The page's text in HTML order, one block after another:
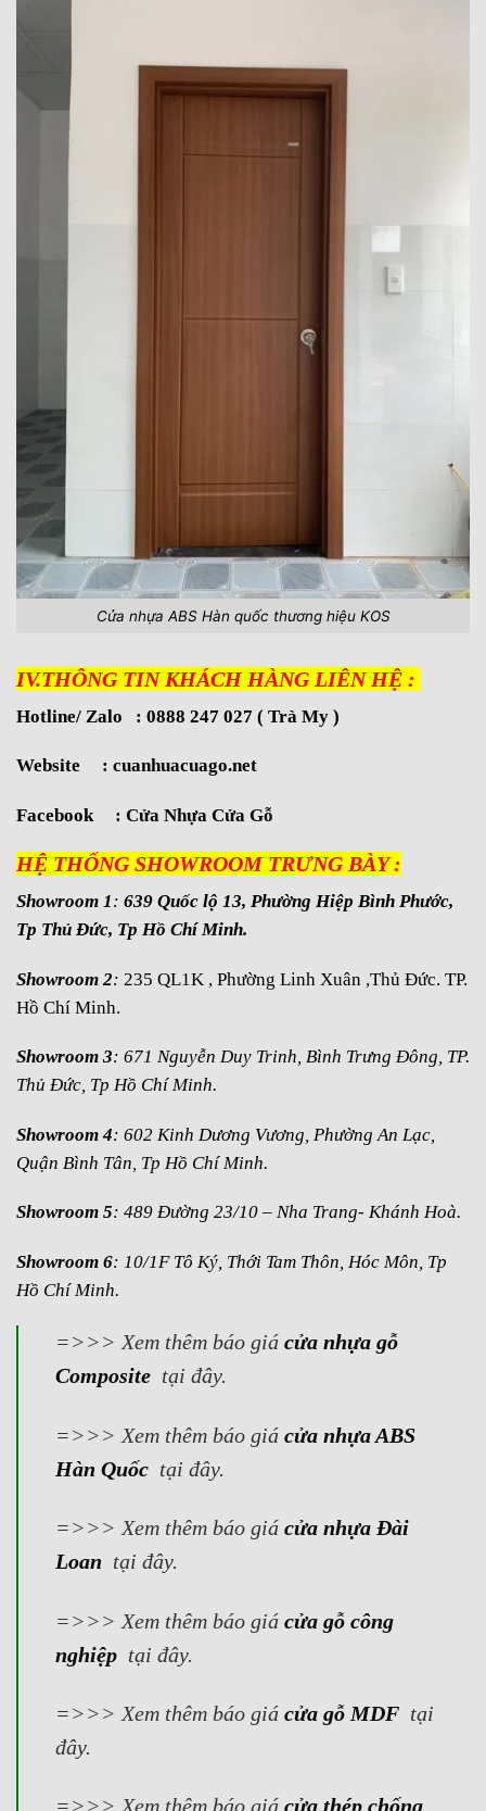
Cửa nhựa ABS Hàn quốc thương hiệu KOS
IV.THÔNG TIN KHÁCH HÀNG LIÊN HỆ :
Hotline/ Zalo : 0888 247 027 ( Trà My )
Website : cuanhuacuago.net
Facebook : Cửa Nhựa Cửa Gỗ
HỆ THỐNG SHOWROOM TRƯNG BÀY :
Showroom 1: 639 Quốc lộ 13, Phường Hiệp Bình Phước,
Tp Thủ Đức, Tp Hồ Chí Minh.
Showroom 2: 235 QL1K , Phường Linh Xuân ,Thủ Đức. TP.
Hồ Chí Minh.
Showroom 3: 671 Nguyễn Duy Trinh, Bình Trưng Đông, TP.
Thủ Đức, Tp Hồ Chí Minh.
Showroom 4: 602 Kinh Dương Vương, Phường An Lạc,
Quận Bình Tân, Tp Hồ Chí Minh.
Showroom 5: 489 Đường 23/10 – Nha Trang- Khánh Hoà.
Showroom 6: 10/1F Tô Ký, Thới Tam Thôn, Hóc Môn, Tp
Hồ Chí Minh.
=>>> Xem thêm báo giá cửa nhựa gỗ
Composite tại đây.
=>>> Xem thêm báo giá cửa nhựa ABS
Hàn Quốctại đây.
=>>> Xem thêm báo giá cửa nhựa Đài
Loan tại đây.
=>>> Xem thêm báo giá cửa gỗ công
nghiệptại đây.
=>>> Xem thêm báo giá cửa gỗ MDF tại
đây.
=>>> Xem thêm báo giá cửa thép chống